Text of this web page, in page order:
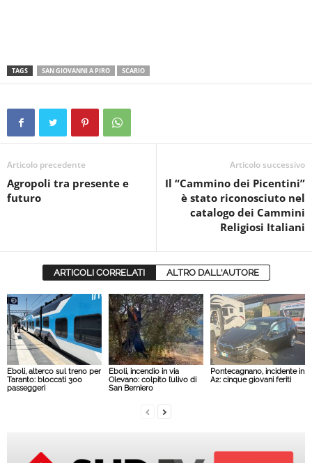
TAGS SAN GIOVANNI A PIRO SCARIO
Articolo precedente
Agropoli tra presente e
futuro
Articolo successivo
Il “Cammino dei Picentini”
è stato riconosciuto nel
catalogo dei Cammini
Religiosi Italiani
ARTICOLI CORRELATI ALTRO DALL'AUTORE
Eboli, alterco sul treno per
Taranto: bloccati 300
passeggeri
Eboli, incendio in via
Olevano: colpito l’ulivo di
San Berniero
Pontecagnano, incidente in
A2: cinque giovani feriti